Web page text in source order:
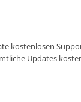
kostenlosen
Updates